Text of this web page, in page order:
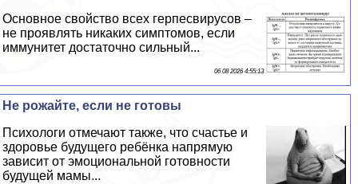
Основное свойство всех гepпeсвирусов –
не проявлять никаких симптомов, если
иммунитет достаточно сильный...
06 08 2026 4:55:13
Не рожайте, если не готовы
Психологи отмечают также, что счастье и
здоровье будущего ребёнка напрямую
зависит от эмоциональной готовности
будущей мамы...